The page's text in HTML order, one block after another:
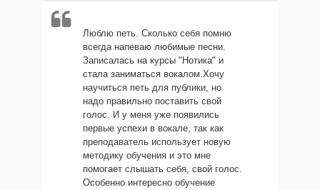
Люблю петь. Сколько себя помню
всегда напеваю любимые песни.
Записалась на курсы "Нотика" и
стала заниматься вокалом.Хочу
научиться петь для публики, но
надо правильно поставить свой
голос. И у меня уже появились
первые успехи в вокале, так как
преподаватель использует новую
методику обучения и это мне
помогает слышать себя, свой голос.
Особенно интересно обучение